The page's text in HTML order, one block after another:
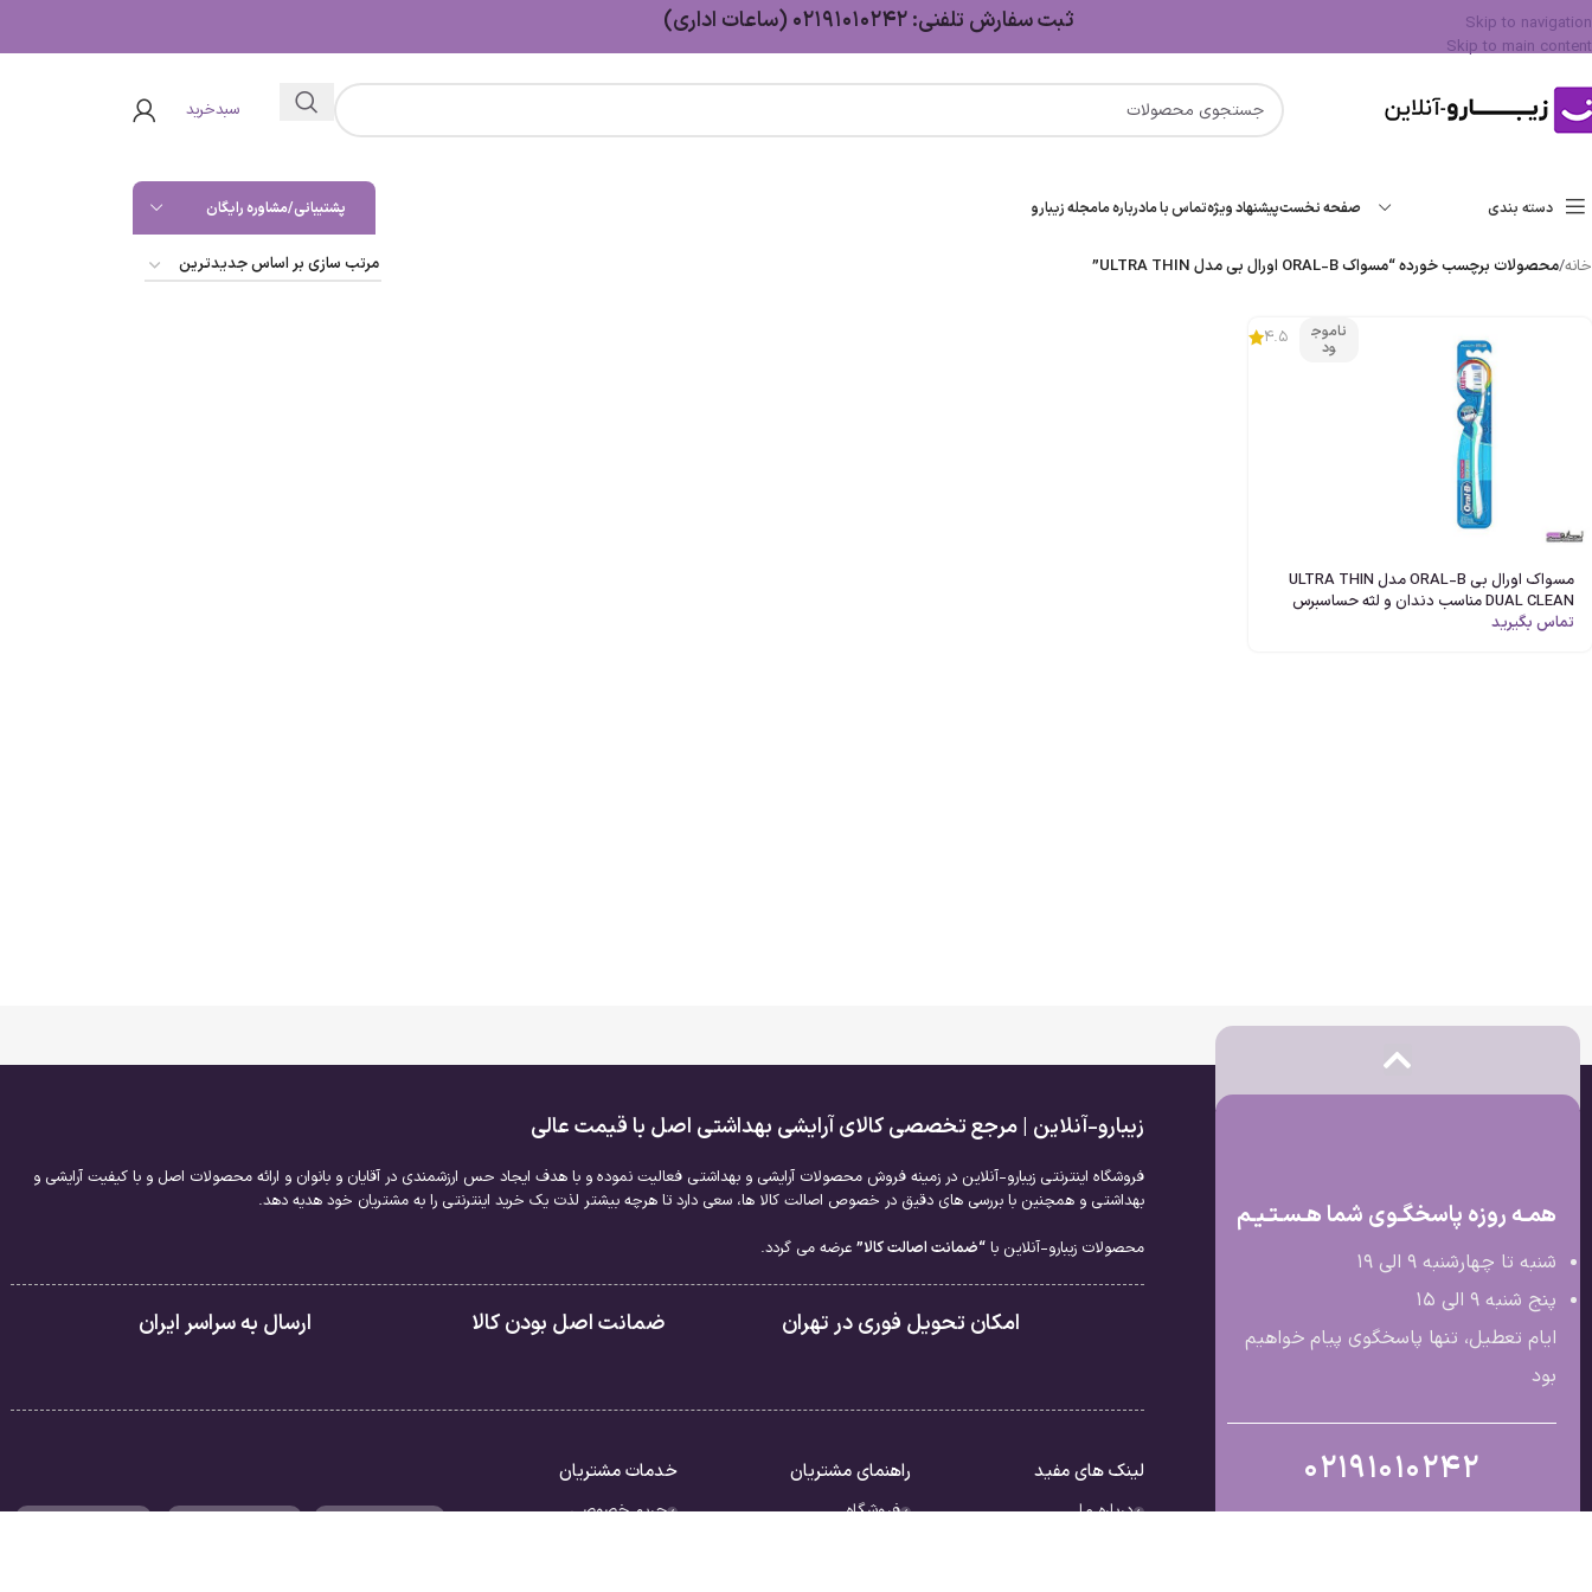
Skip to navigation
Skip to main content
ثبت سفارش تلفنی: 02191010242 (ساعات اداری)
سبدخرید
دسته بندی صفحه نخستپیشنهاد ویژهتماس با مادرباره مامجله زیبارو پشتیبانی/مشاوره رایگان
خانه/محصولات برچسب خورده “مسواک ORAL-B اورال بی مدل ULTRA THIN”
ناموج
ود 4.5
مسواک اورال بی ORAL-B مدل ULTRA THIN
DUAL CLEAN مناسب دندان و لثه حساسبرس
بسیار نرم اصل
تماس بگیرید
همـه روزه پاسخگـوی شما هـسـتـیـم
شنبه تا چهارشنبه 9 الی ۱۹
پنج شنبه 9 الی ۱۵
ایام تعطیل، تنها پاسخگوی پیام خواهیم
بود
02191010242
زیبارو-آنلاین | مرجع تخصصی کالای آرایشی بهداشتی اصل با قیمت عالی
فروشگاه اینترنتی زیبارو-آنلاین در زمینه فروش محصولات آرایشی و بهداشتی فعالیت نموده و با هدف ایجاد حس ارزشمندی در آقایان و بانوان و ارائه محصولات اصل و با کیفیت آرایشی و
بهداشتی و همچنین با بررسی های دقیق در خصوص اصالت کالا ها، سعی دارد تا هرچه بیشتر لذت یک خرید اینترنتی را به مشتریان خود هدیه دهد.
محصولات زیبارو-آنلاین با“ضمانت اصالت کالا” عرضه می گردد.
امکان تحویل فوری در تهران ضمانت اصل بودن کالا ارسال به سراسر ایران
لینک های مفید
درباره ما
راهنمای مشتریان
فروشگاه
خدمات مشتریان
حریم خصوصی